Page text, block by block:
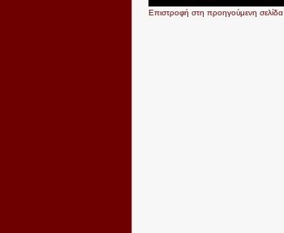
Επιστροφή στη προηγούμενη σελίδα